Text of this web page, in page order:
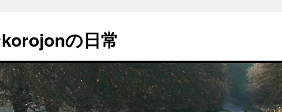
の日常